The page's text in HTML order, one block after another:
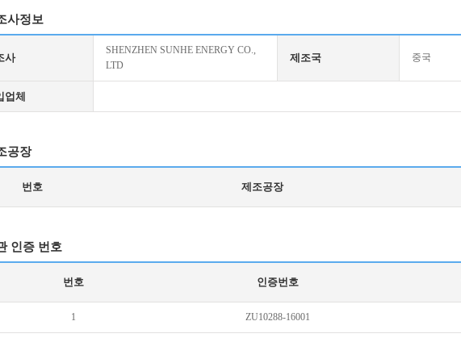
사정보
사
SHENZHEN SUNHE ENERGY CO.,
LTD
제조국 중국
업체
공장
번호 제조공장
인증 번호
번호 인증번호
1 ZU10288-16001